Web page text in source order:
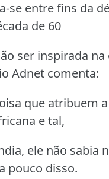
se entre fins da
de 60
ser inspirada
Adnet comenta:
que atribuem
e tal,
ele não sabia
pouco disso.